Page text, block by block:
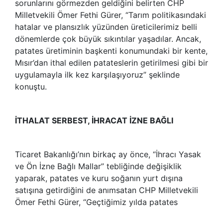
sorunlarını görmezden geldiğini belirten CHP
Milletvekili Ömer Fethi Gürer, “Tarım politikasındaki
hatalar ve plansızlık yüzünden üreticilerimiz belli
dönemlerde çok büyük sıkıntılar yaşadılar. Ancak,
patates üretiminin başkenti konumundaki bir kente,
Mısır’dan ithal edilen patateslerin getirilmesi gibi bir
uygulamayla ilk kez karşılaşıyoruz” şeklinde
konuştu.
İTHALAT SERBEST, İHRACAT İZNE BAĞLI
Ticaret Bakanlığı’nın birkaç ay önce, “İhracı Yasak
ve Ön İzne Bağlı Mallar” tebliğinde değişiklik
yaparak, patates ve kuru soğanın yurt dışına
satışına getirdiğini de anımsatan CHP Milletvekili
Ömer Fethi Gürer, “Geçtiğimiz yılda patates